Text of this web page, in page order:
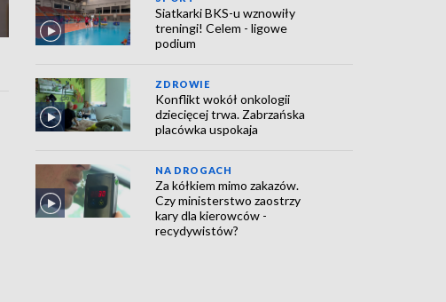
Siatkarki BKS-u wznowiły
treningi! Celem - ligowe
podium
ZDROWIE
Konflikt wokół onkologii
dziecięcej trwa. Zabrzańska
placówka uspokaja
NA DROGACH
Za kółkiem mimo zakazów.
Czy ministerstwo zaostrzy
kary dla kierowców -
recydywistów?